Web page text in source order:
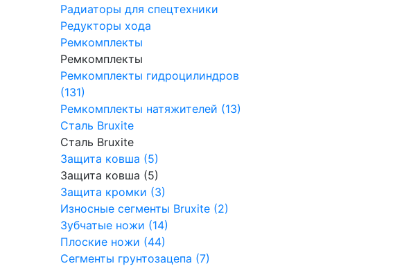
Радиаторы для спецтехники
Редукторы хода
Ремкомплекты
Ремкомплекты
Ремкомплекты гидроцилиндров
(131)
Ремкомплекты натяжителей (13)
Сталь Bruxite
Сталь Bruxite
Защита ковша (5)
Защита ковша (5)
Защита кромки (3)
Износные сегменты Bruxite (2)
Зубчатые ножи (14)
Плоские ножи (44)
Сегменты грунтозацепа (7)